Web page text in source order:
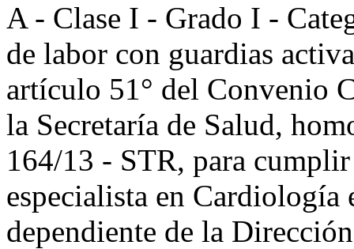
A - Clase I - Grado I -
de labor con guardias
artículo 51° del Convenio
la Secretaría de Salud,
164/13 - STR, para
especialista en
dependiente de la